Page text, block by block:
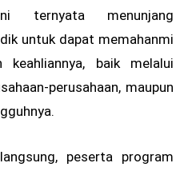
ini ternyata menunjang
untuk dapat memahanmi
keahliannya, baik melalui
perusahaan, maupun
peserta program